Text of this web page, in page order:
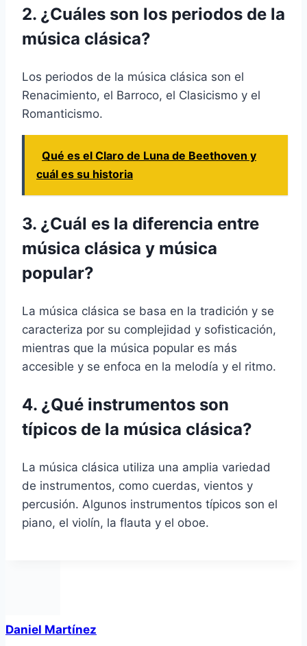
2. ¿Cuáles son los periodos de la
música clásica?
Los periodos de la música clásica son el
Renacimiento, el Barroco, el Clasicismo y el
Romanticismo.
Qué es el Claro de Luna de Beethoven y
cuál es su historia
3. ¿Cuál es la diferencia entre
música clásica y música
popular?
La música clásica se basa en la tradición y se
caracteriza por su complejidad y sofisticación,
mientras que la música popular es más
accesible y se enfoca en la melodía y el ritmo.
4. ¿Qué instrumentos son
típicos de la música clásica?
La música clásica utiliza una amplia variedad
de instrumentos, como cuerdas, vientos y
percusión. Algunos instrumentos típicos son el
piano, el violín, la flauta y el oboe.
Daniel Martínez